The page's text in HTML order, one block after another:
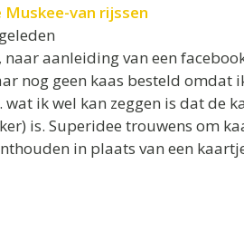
Muskee-van rijssen
naar aanleiding van een
nog geen kaas besteld omdat
wat ik wel kan zeggen is dat de
is. Superidee trouwens om
in plaats van een